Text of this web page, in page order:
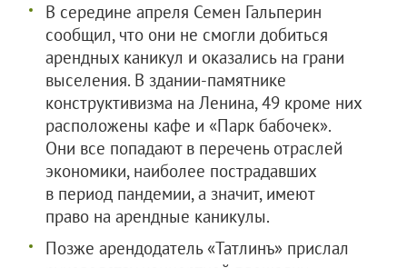
В середине апреля Семен Гальперин
сообщил, что они не смогли добиться
арендных каникул и оказались на грани
выселения. В здании-памятнике
конструктивизма на Ленина, 49 кроме них
расположены кафе и «Парк бабочек».
Они все попадают в перечень отраслей
экономики, наиболее пострадавших
в период пандемии, а значит, имеют
право на арендные каникулы.
Позже арендодатель «Татлинъ» прислал